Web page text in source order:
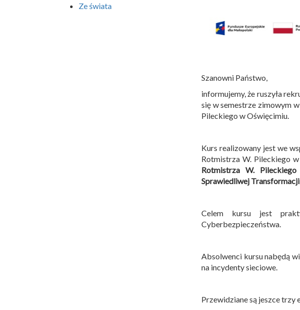
Szanowni Państwo,
informujemy, że ruszyła
się w semestrze zimowym
Pileckiego w Oświęcimiu.
Kurs realizowany jest we
Rotmistrza W. Pileckiego
Rotmistrza W.
Sprawiedliwej
Celem kursu jest
Cyberbezpieczeństwa.
Absolwenci kursu nabędą
na incydenty sieciowe.
Przewidziane są jeszce trzy
Ze świata